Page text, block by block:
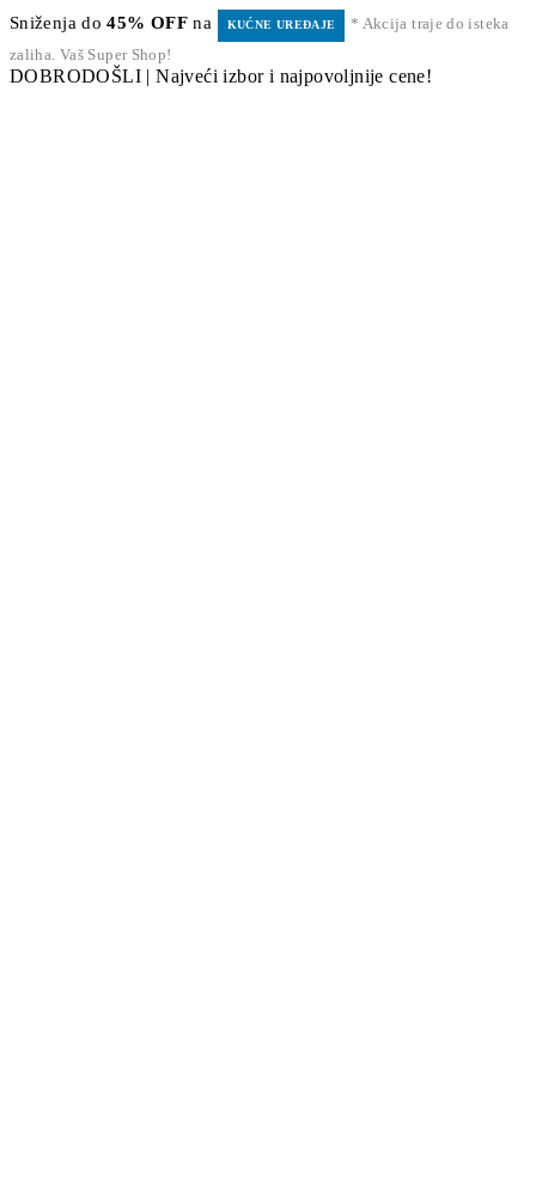
Sniženja do45% OFF na KUĆNE UREĐAJE
* Akcija traje do isteka
zaliha. Vaš Super Shop!
DOBRODOŠLI | Najveći izbor i najpovoljnije cene!